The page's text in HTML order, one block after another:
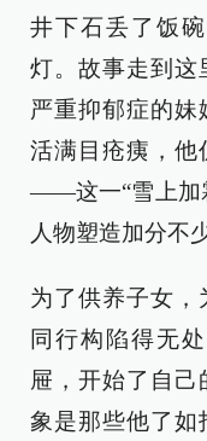
井下石丢了饭
灯。故事走到这
严重抑郁症的妹
活满目疮痍，他
——这一“雪上加
人物塑造加分不少
为了供养子女，
同行构陷得无
屉，开始了自
象是那些他了如